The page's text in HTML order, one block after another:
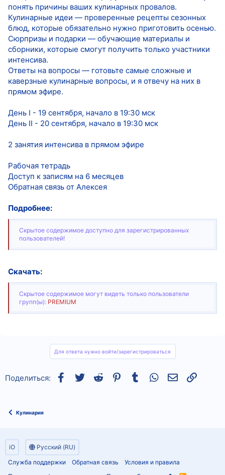
понять причины ваших кулинарных провалов.
Кулинарные идеи — проверенные рецепты сезонных
блюд, которые обязательно нужно приготовить осенью.
Сюрпризы и подарки — обучающие материалы и
сборники, которые смогут получить только участники
интенсива.
Ответы на вопросы — готовьте самые сложные и
каверзные кулинарные вопросы, и я отвечу на них в
прямом эфире.
День I - 19 сентября, начало в 19:30 мск
День II - 20 сентября, начало в 19:30 мск
2 занятия интенсива в прямом эфире
Рабочая тетрадь
Доступ к записям на 6 месяцев
Обратная связь от Алексея
Подробнее:
Скрытое содержимое доступно для зарегистрированных
пользователей!
Скачать:
Скрытое содержимое могут видеть только пользователи
групп(ы): PREMIUM
Для ответа нужно войти/зарегистрироваться
Поделиться: Facebook
TwitterReddit Pinterest
Tumblr WhatsAppСсылка
Кулинария
iO
Русский (RU)
Служба поддержки
Обратная связь
Условия и правила